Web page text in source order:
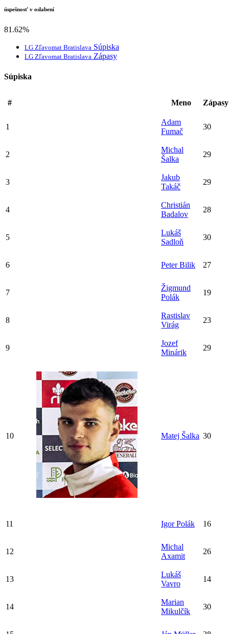
úspešnosť v oslabení
81.62%
LG Zľavomat Bratislava Súpiska
LG Zľavomat Bratislava Zápasy
Súpiska
# Meno Zápasy
1
Adam
Fumač
30
2
Michal
Šalka
29
3
Jakub
Takáč
29
4
Christián
Badalov
28
5
Lukáš
Sadloň
30
6 Peter Bilik 27
7
Žigmund
Polák
19
8
Rastislav
Virág
23
9
Jozef
Minárik
29
10 Matej Šalka 30
11 Igor Polák 16
12
Michal
Axamit
26
13
Lukáš
Vavro
14
14
Marian
Mikulčík
30